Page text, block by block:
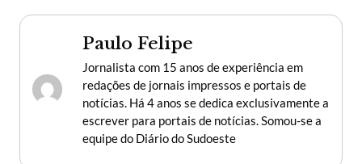
Paulo Felipe
Jornalista com 15 anos de experiência em
redações de jornais impressos e portais de
notícias. Há 4 anos se dedica exclusivamente a
escrever para portais de notícias. Somou-se a
equipe do Diário do Sudoeste